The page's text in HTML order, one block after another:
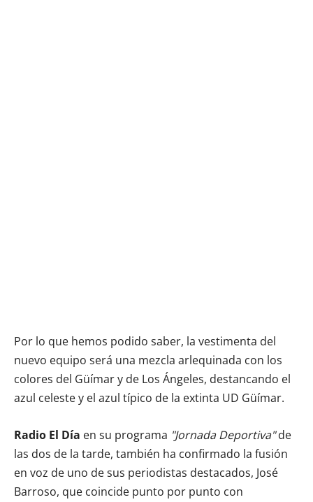
Por lo que hemos podido saber, la vestimenta del
nuevo equipo será una mezcla arlequinada con los
colores del Güímar y de Los Ángeles, destancando el
azul celeste y el azul típico de la extinta UD Güímar.
Radio El Día en su programa "Jornada Deportiva"de
las dos de la tarde, también ha confirmado la fusión
en voz de uno de sus periodistas destacados, José
Barroso, que coincide punto por punto con